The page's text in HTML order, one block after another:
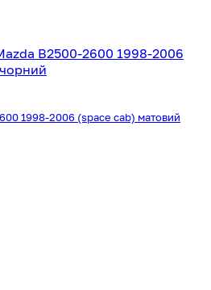
1998-2006 (space cab) матовий